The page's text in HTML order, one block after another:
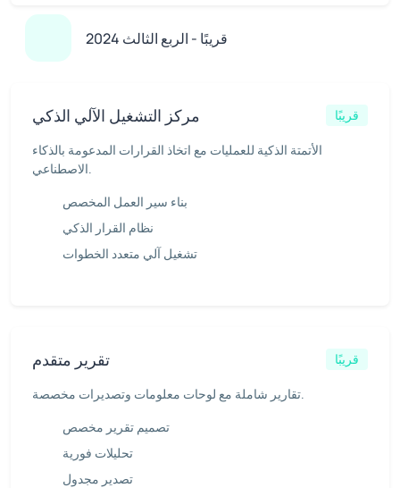
قريبًا - الربع الثالث 2024
مركز التشغيل الآلي الذكي قريبًا
الأتمتة الذكية للعمليات مع اتخاذ القرارات المدعومة بالذكاء
الاصطناعي.
بناء سير العمل المخصص
نظام القرار الذكي
تشغيل آلي متعدد الخطوات
تقرير متقدم قريبًا
تقارير شاملة مع لوحات معلومات وتصديرات مخصصة.
تصميم تقرير مخصص
تحليلات فورية
تصدير مجدول